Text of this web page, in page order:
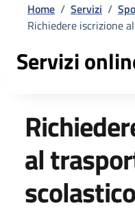
Home / Servizi /
Richiedere iscrizione
Servizi
al
scolastico